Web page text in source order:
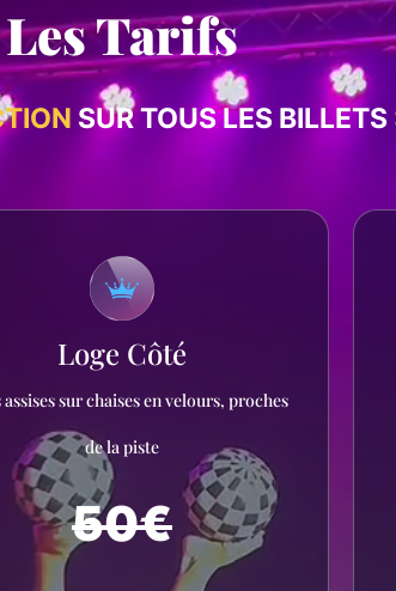
Les Tarifs
SUR TOUS LES BILLETS
Loge Côté
assises sur chaises en velours, proches
de la piste
50€